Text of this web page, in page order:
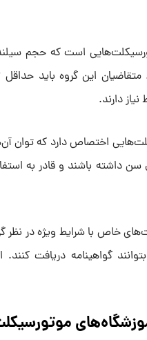
دارند.
این گروه باید حداقل ۱۸ سال سن داشته
خاص با شرایط ویژه در
بتوانند گواهینامه دریافت